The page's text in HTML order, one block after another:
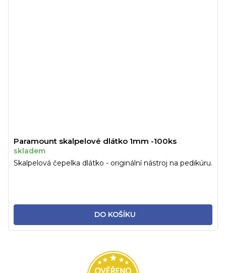
Paramount skalpelové dlátko 1mm -100ks
skladem
DO KOŠÍKU
Skalpelová čepelka dlátko - originální nástroj na pedikúru.